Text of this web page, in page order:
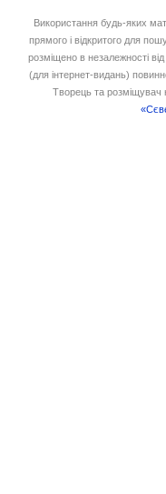
Використання будь-яких
прямого і відкритого для
розміщено в незалежності
(для інтернет-видань)
Творець та розміщувач